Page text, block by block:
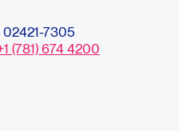
02421-7305
(781) 674 4200